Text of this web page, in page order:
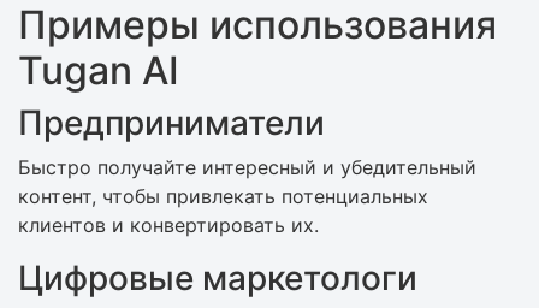
Примеры использования
Tugan AI
Предприниматели
Быстро получайте интересный и убедительный
контент, чтобы привлекать потенциальных
клиентов и конвертировать их.
Цифровые маркетологи